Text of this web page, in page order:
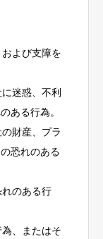
よび支障を
迷惑、不利
ある行為。
財産、プラ
恐れのある
のある行
、またはそ